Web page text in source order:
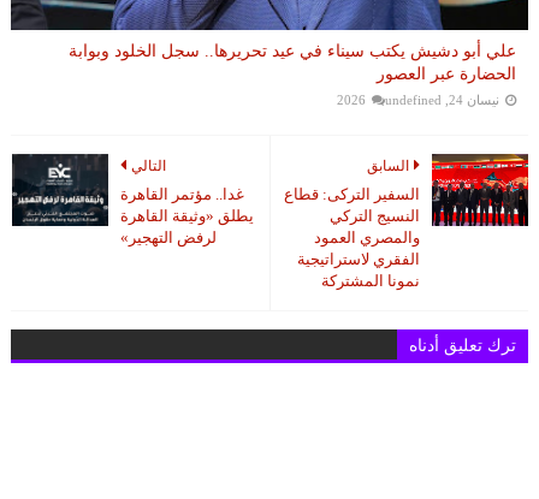
علي أبو دشيش يكتب سيناء في عيد تحريرها.. سجل الخلود وبوابة
الحضارة عبر العصور
نيسان 24, 2026 undefined
التالي
غدا.. مؤتمر القاهرة
يطلق «وثيقة القاهرة
لرفض التهجير»
السابق
السفير التركى: قطاع
النسيج التركي
والمصري العمود
الفقري لاستراتيجية
نمونا المشتركة
ترك تعليق أدناه